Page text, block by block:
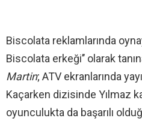
Biscolata reklamlarında
Biscolata erkeği’’ olarak
Martin; ATV ekranlarında
Kaçarken dizisinde Yılmaz
oyunculukta da başarılı